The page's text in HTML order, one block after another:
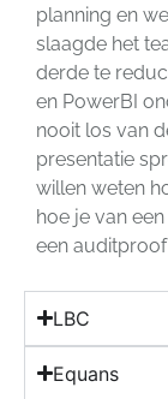
planning en
slaagde het
derde te
en PowerBI
nooit los van
presentatie
willen weten
hoe je van een
een
LBC
Equans